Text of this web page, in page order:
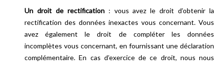
Un droit de rectification: vous avez le droit d’obtenir la
rectification des données inexactes vous concernant. Vous
avez également le droit de compléter les données
incomplètes vous concernant, en fournissant une déclaration
complémentaire. En cas d’exercice de ce droit, nous nous